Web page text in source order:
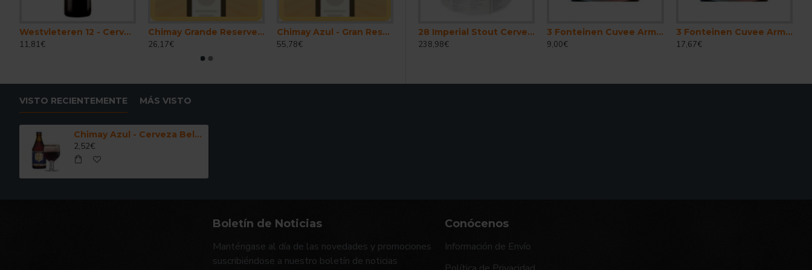
Westvleteren 12 - Cerveza Belga Abadia Trapense 33 cl.
11,81€
Chimay Grande Reserve Azul - Cerveza Belga Abadia Trapense 150 cl.
26,17€
Chimay Azul - Gran Reserva - Cerveza Belga Trapense 3 litros
55,78€
28 Imperial Stout Cerveza Belga Stout Imperial 30 Litros
238,98€
3 Fonteinen Cuvee Armand . Gaston - Cerveza Belga Lambic Gueuze 37,5cl
9,00€
3 Fonteinen Cuvee Armand . Gaston - Cerveza Belga Lambic Gueuze 75 cl.
17,67€
VISTO RECIENTEMENTE MÁS VISTO
Chimay Azul - Cerveza Belga Abadia Trapense 33 cl.
2,52€
Boletín de Noticias
Manténgase al día de las novedades y promociones
suscribiéndose a nuestro boletín de noticias
Conócenos
Información de Envío